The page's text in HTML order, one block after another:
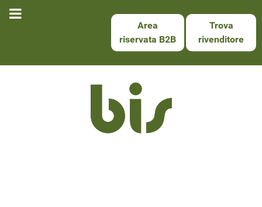
Area
riservata B2B
Trova
rivenditore